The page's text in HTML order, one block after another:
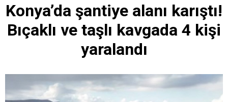
Konya’da şantiye alanı karıştı!
Bıçaklı ve taşlı kavgada 4 kişi
yaralandı